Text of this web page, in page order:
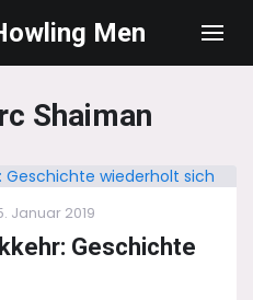
Men
Shaiman
Januar 2019
Geschichte